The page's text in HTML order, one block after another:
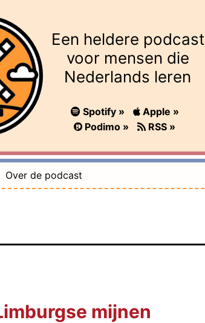
Een heldere podcast
voor mensen die
Nederlands leren
Spotify »
Apple »
Podimo »
RSS »
Over de podcast
mijnen